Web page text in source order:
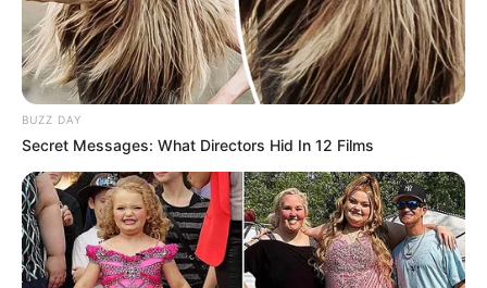
BUZZ DAY
Secret Messages: What Directors Hid In 12 Films